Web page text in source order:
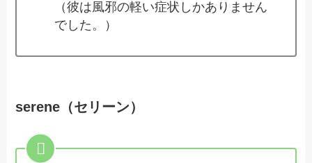
（彼は風邪の軽い症状しかありません
でした。）
serene（セリーン）